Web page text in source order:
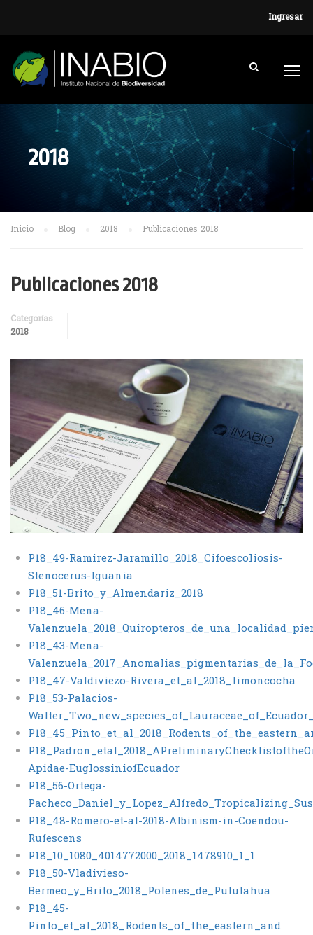
Ingresar
2018
Inicio Blog 2018 Publicaciones 2018
Publicaciones 2018
Categorías
2018
P18_49-Ramirez-Jaramillo_2018_Cifoescoliosis-
Stenocerus-Iguania
P18_51-Brito_y_Almendariz_2018
P18_46-Mena-
P18_43-Mena-
P18_47-Valdiviezo-Rivera_et_al_2018_limoncocha
P18_53-Palacios-
Apidae-EuglossiniofEcuador
P18_56-Ortega-
P18_48-Romero-et-al-2018-Albinism-in-Coendou-
Rufescens
P18_10_1080_4014772000_2018_1478910_1_1
P18_50-Vladivieso-
Bermeo_y_Brito_2018_Polenes_de_Pululahua
P18_45-
Pinto_et_al_2018_Rodents_of_the_eastern_and